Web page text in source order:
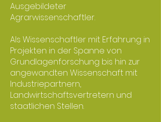
Ausgebildeter
Agrarwissenschaftler.
Als Wissenschaftler mit Erfahrung in
Projekten in der Spanne von
Grundlagenforschung bis hin zur
angewandten Wissenschaft mit
Industriepartnern,
Landwirtschaftsvertretern und
staatlichen Stellen.